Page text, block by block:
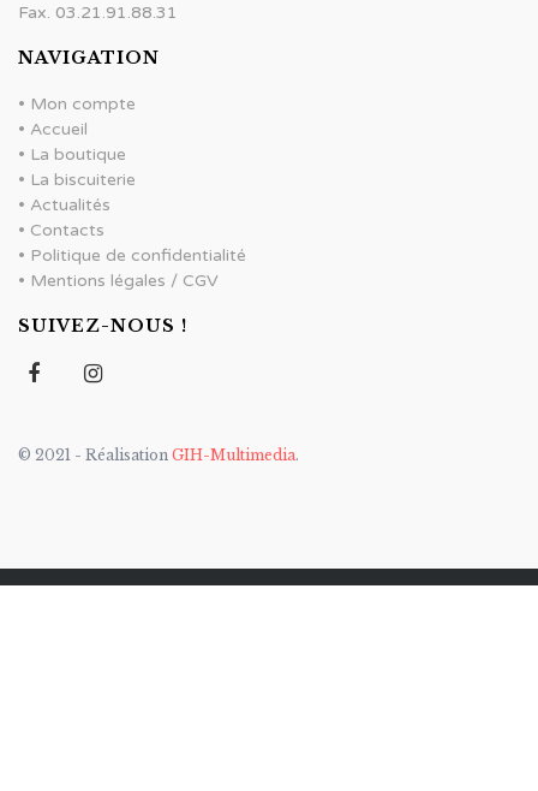
Fax. 03.21.91.88.31
NAVIGATION
• Mon compte
• Accueil
• La boutique
• La biscuiterie
• Actualités
• Contacts
• Politique de confidentialité
• Mentions légales / CGV
SUIVEZ-NOUS !
© 2021 - Réalisation GIH-Multimedia.